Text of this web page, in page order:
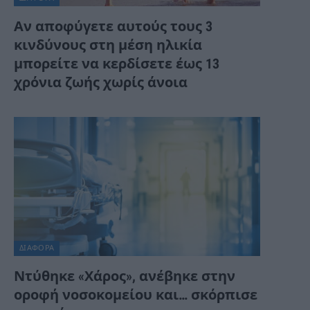
Αν αποφύγετε αυτούς τους 3
κινδύνους στη μέση ηλικία
μπορείτε να κερδίσετε έως 13
χρόνια ζωής χωρίς άνοια
ΔΙΆΦΟΡΑ
Ντύθηκε «Χάρος», ανέβηκε στην
οροφή νοσοκομείου και… σκόρπισε